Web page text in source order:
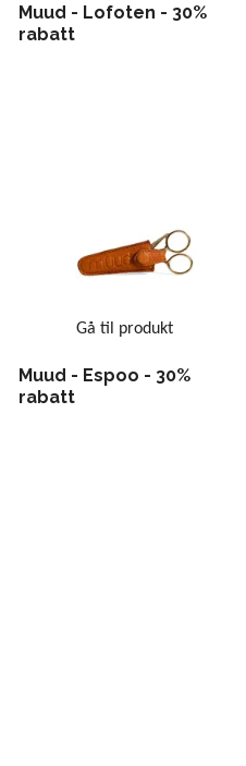
Muud - Lofoten - 30%
rabatt
Gå til produkt
Muud - Espoo - 30%
rabatt